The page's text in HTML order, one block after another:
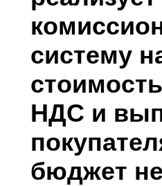
систему
НДС и
бюджет